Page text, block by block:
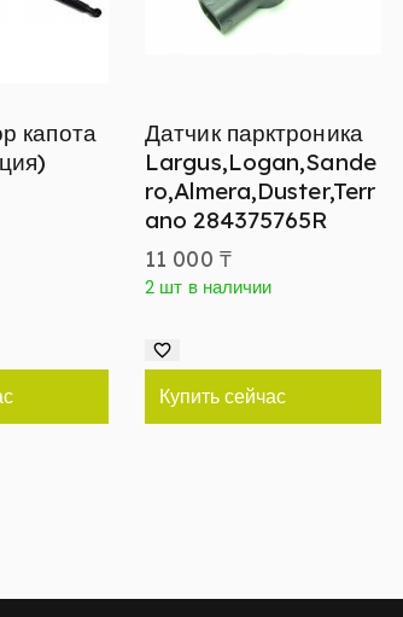
капота
Датчик парктроника
Largus,Logan,Sande
ro,Almera,Duster,Terr
ano 284375765R
11 000 ₸
2 шт в наличии
Купить сейчас